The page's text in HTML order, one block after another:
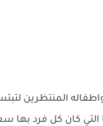
المنتظرين
كان كل فرد بها